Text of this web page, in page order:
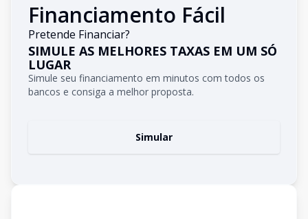
Financiamento Fácil
Pretende Financiar?
SIMULE AS MELHORES TAXAS EM UM SÓ
LUGAR
Simule seu financiamento em minutos com todos os
bancos e consiga a melhor proposta.
Simular